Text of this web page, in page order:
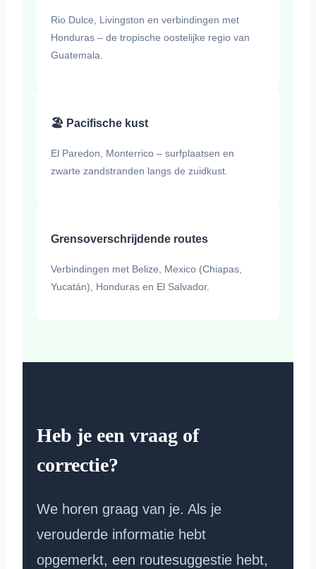
Rio Dulce, Livingston en verbindingen met
Honduras – de tropische oostelijke regio van
Guatemala.
🏖️ Pacifische kust
El Paredon, Monterrico – surfplaatsen en
zwarte zandstranden langs de zuidkust.
Grensoverschrijdende routes
Verbindingen met Belize, Mexico (Chiapas,
Yucatán), Honduras en El Salvador.
Heb je een vraag of
correctie?
We horen graag van je. Als je
verouderde informatie hebt
opgemerkt, een routesuggestie hebt,